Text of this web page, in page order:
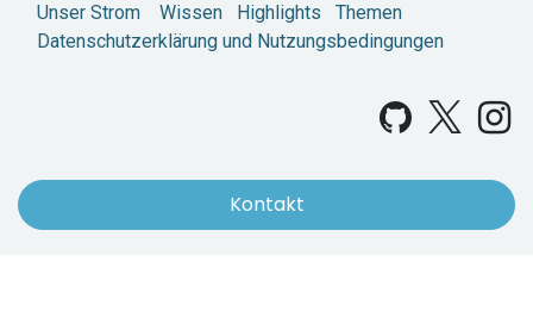
Unser Strom Wissen Highlights
Themen
Datenschutzerklärung und Nutzungsbedingungen
Kontakt